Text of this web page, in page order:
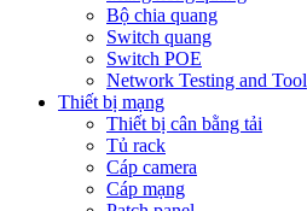
Bộ chia quang
Switch quang
Switch POE
Network Testing and Tool
Thiết bị mạng
Thiết bị cân bằng tải
Tủ rack
Cáp camera
Cáp mạng